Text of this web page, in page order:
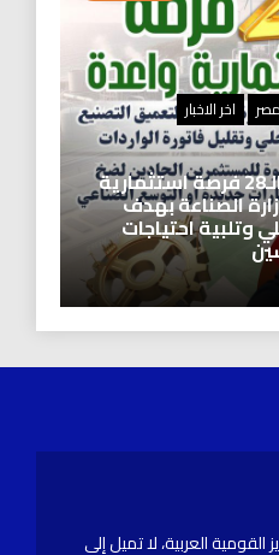
مصر
اخر الاخبار
تعرف بالتفصيل على الـ28 فرصة استثمارية
الصناعة بهدف
وتلبية احتياجات
العربية، لا تميل إلى